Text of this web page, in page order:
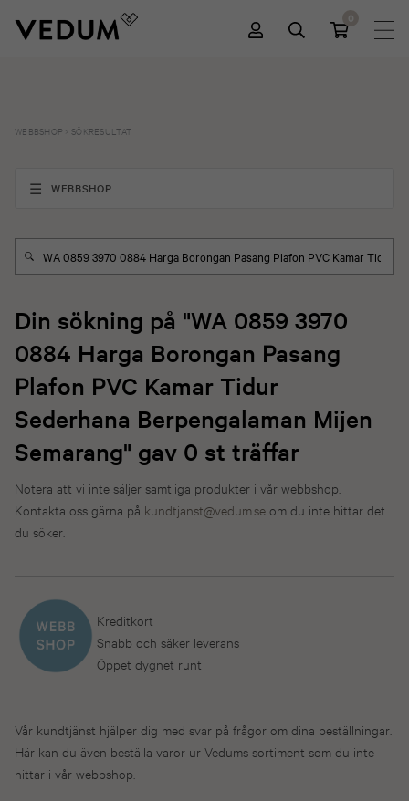
0
WEBBSHOP SÖKRESULTAT
WEBBSHOP
Din sökning på "WA 0859 3970
0884 Harga Borongan Pasang
Plafon PVC Kamar Tidur
Sederhana Berpengalaman Mijen
Semarang" gav 0 st träffar
Notera att vi inte säljer samtliga produkter i vår webbshop.
Kontakta oss gärna på kundtjanst@vedum.se om du inte hittar det
du söker.
Kreditkort
Snabb och säker leverans
Öppet dygnet runt
Vår kundtjänst hjälper dig med svar på frågor om dina beställningar.
Här kan du även beställa varor ur Vedums sortiment som du inte
hittar i vår webbshop.